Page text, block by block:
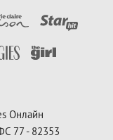
Онлайн
77 - 82353